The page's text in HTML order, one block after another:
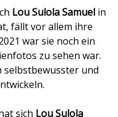
Lou Sulola Samuel in
fällt vor allem ihre
war sie noch ein
zu sehen war.
selbstbewusster und
sich Lou Sulola